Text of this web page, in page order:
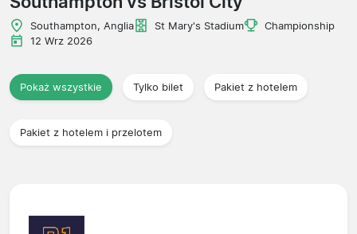
Biura podróży
Southampton, Anglia St Mary's Stadium
Championship
12 Wrz 2026
Pokaż wszystkie Tylko bilet Pakiet z hotelem
Pakiet z hotelem i przelotem